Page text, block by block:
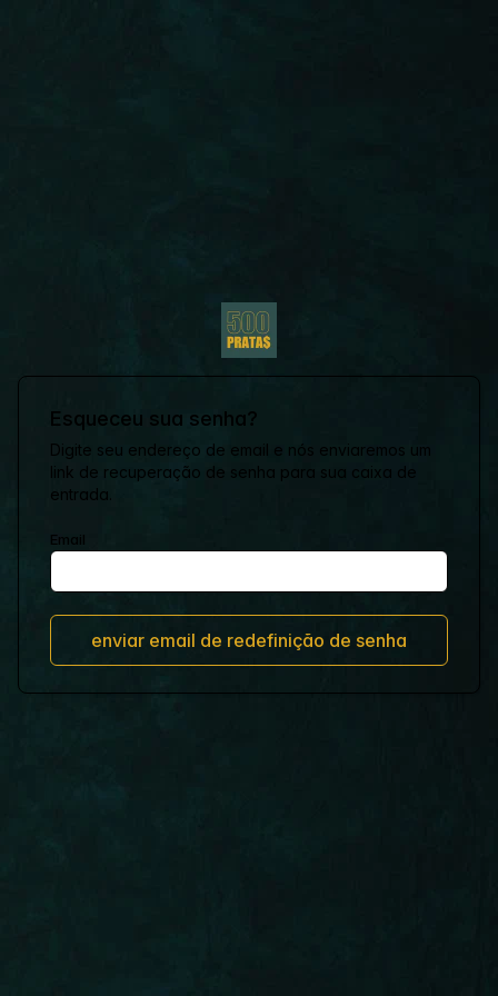
Esqueceu sua senha?
Digite seu endereço de email e nós enviaremos um
link de recuperação de senha para sua caixa de
entrada.
Email